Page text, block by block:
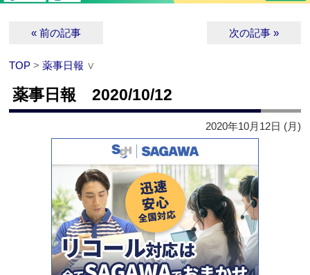
« 前の記事 次の記事 »
TOP >薬事日報 ∨
薬事日報 2020/10/12
2020年10月12日 (月)